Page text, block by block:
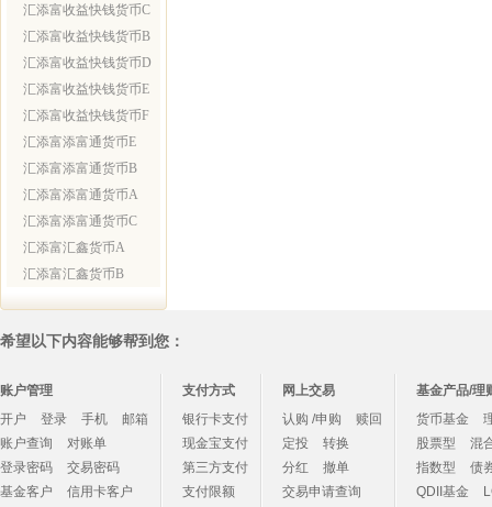
汇添富收益快钱货币C
汇添富收益快钱货币B
汇添富收益快钱货币D
汇添富收益快钱货币E
汇添富收益快钱货币F
汇添富添富通货币E
汇添富添富通货币B
汇添富添富通货币A
汇添富添富通货币C
汇添富汇鑫货币A
汇添富汇鑫货币B
希望以下内容能够帮到您：
账户管理
开户
登录 手机
邮箱
账户查询
对账单
登录密码
交易密码
基金客户
信用卡客户
支付方式
银行卡支付
现金宝支付
第三方支付
支付限额
网上交易
认购 /申购
赎回
定投
转换
分红
撤单
交易申请查询
基金产品/理
货币基金
股票型
混
指数型
债
QDII基金